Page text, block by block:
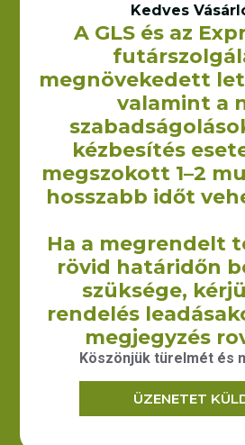
Aruba vászontáska hosszú
füllel – 38×42 cm (240 g/m2)
+ÁFA
OPCIÓK VÁLASZTÁSA
A Yourcontact Marketing és
belül 2009-ben kezdtük el
illetve egyéb textilből készült
forgalmazását.
Elérhetőség
Kedves
A GLS és az
megnövekedett
valamint a
kézbesítés
megszokott 1–2
hosszabb időt
Ha a megrendelt
rövid határidőn
szüksége,
rendelés
megjegyzés
Köszönjük türelmét és
ÜZENETET